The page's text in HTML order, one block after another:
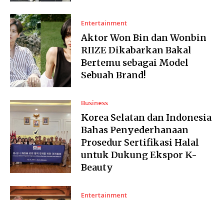
Entertainment
Aktor Won Bin dan Wonbin
RIIZE Dikabarkan Bakal
Bertemu sebagai Model
Sebuah Brand!
Business
Korea Selatan dan Indonesia
Bahas Penyederhanaan
Prosedur Sertifikasi Halal
untuk Dukung Ekspor K-
Beauty
Entertainment